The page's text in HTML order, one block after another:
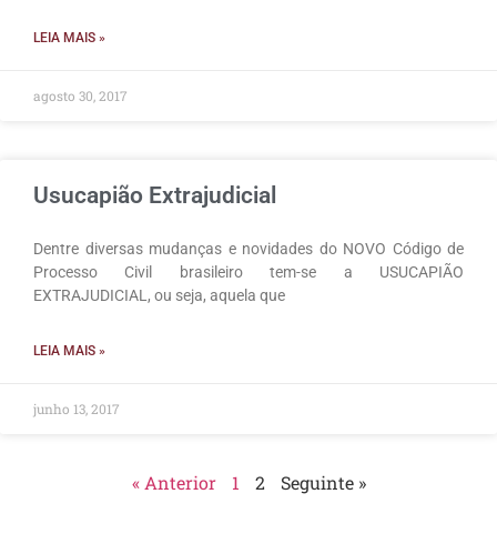
LEIA MAIS »
agosto 30, 2017
Usucapião Extrajudicial
Dentre diversas mudanças e novidades do NOVO Código de
Processo Civil brasileiro tem-se a USUCAPIÃO
EXTRAJUDICIAL, ou seja, aquela que
LEIA MAIS »
junho 13, 2017
« Anterior 1 2 Seguinte »